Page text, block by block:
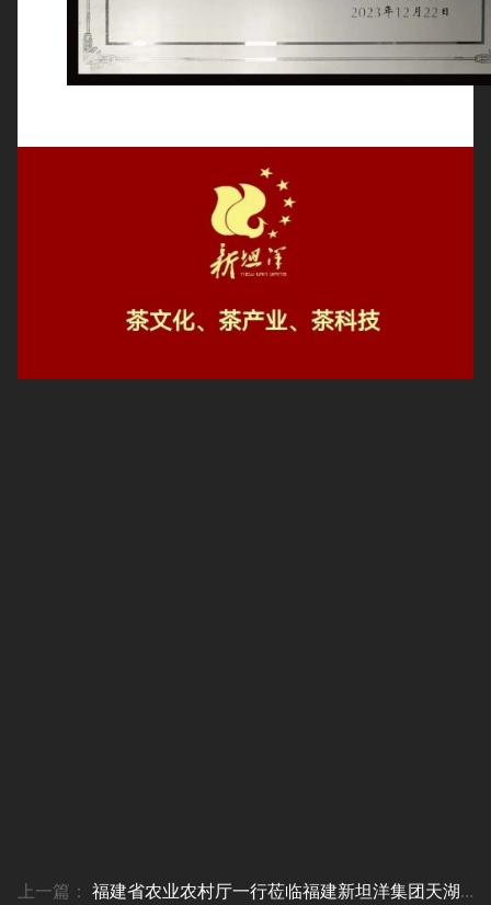
上一篇： 福建省农业农村厅一行莅临福建新坦洋集团天湖茶庄园调研